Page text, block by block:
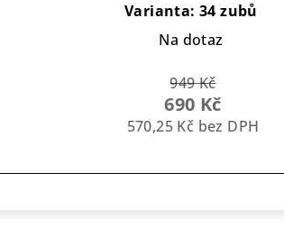
Varianta: 34 zubů
Na dotaz
949 Kč
690 Kč
570,25 Kč bez DPH